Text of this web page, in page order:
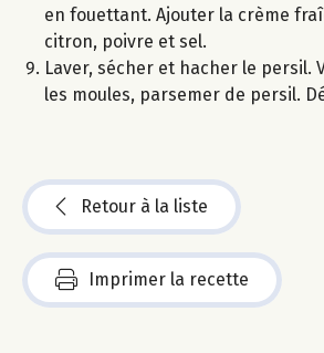
en fouettant. Ajouter la crème
citron, poivre et sel.
Laver, sécher et hacher le persil.
les moules, parsemer de persil.
Retour à la liste
Imprimer la recette